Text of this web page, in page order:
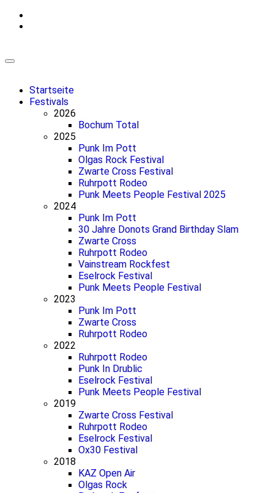
Zum
Inhalt
Startseite
Festivals
2026
Bochum Total
2025
Punk Im Pott
Olgas Rock Festival
Zwarte Cross Festival
Ruhrpott Rodeo
Punk Meets People Festival 2025
2024
Punk Im Pott
30 Jahre Donots Grand Birthday Slam
Zwarte Cross
Ruhrpott Rodeo
Vainstream Rockfest
Eselrock Festival
Punk Meets People Festival
2023
Punk Im Pott
Zwarte Cross
Ruhrpott Rodeo
2022
Ruhrpott Rodeo
Punk In Drublic
Eselrock Festival
Punk Meets People Festival
2019
Zwarte Cross Festival
Ruhrpott Rodeo
Eselrock Festival
Ox30 Festival
2018
KAZ Open Air
Olgas Rock